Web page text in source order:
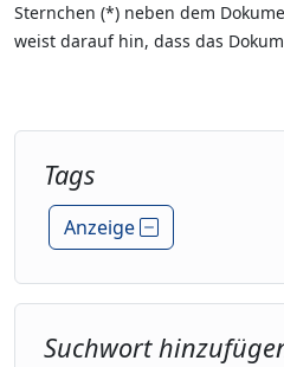
Sternchen (*) neben dem
weist darauf hin, dass das
Tags
Anzeige
Suchwort